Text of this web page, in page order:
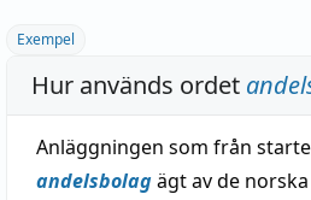
Exempel
Hur används ordet
Anläggningen som från
andelsbolagägt av de